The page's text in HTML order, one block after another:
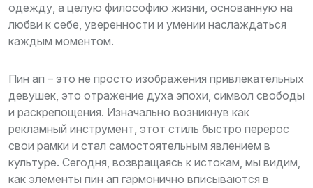
одежду, а целую философию жизни, основанную на
любви к себе, уверенности и умении наслаждаться
каждым моментом.
Пин ап – это не просто изображения привлекательных
девушек, это отражение духа эпохи, символ свободы
и раскрепощения. Изначально возникнув как
рекламный инструмент, этот стиль быстро перерос
свои рамки и стал самостоятельным явлением в
культуре. Сегодня, возвращаясь к истокам, мы видим,
как элементы пин ап гармонично вписываются в